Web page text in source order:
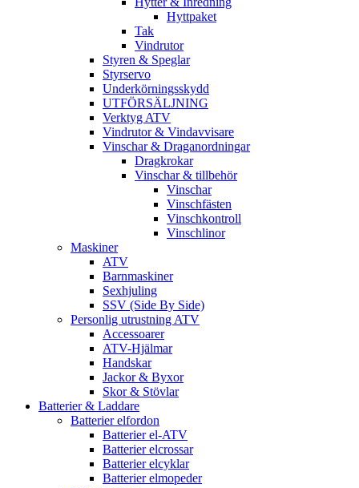
Hyttpaket
Tak
Vindrutor
Styren & Speglar
Styrservo
Underkörningsskydd
UTFÖRSÄLJNING
Verktyg ATV
Vindrutor & Vindavvisare
Vinschar & Draganordningar
Dragkrokar
Vinschar & tillbehör
Vinschar
Vinschfästen
Vinschkontroll
Vinschlinor
Maskiner
ATV
Barnmaskiner
Sexhjuling
SSV (Side By Side)
Personlig utrustning ATV
Accessoarer
ATV-Hjälmar
Handskar
Jackor & Byxor
Skor & Stövlar
Batterier & Laddare
Batterier elfordon
Batterier el-ATV
Batterier elcrossar
Batterier elcyklar
Batterier elmopeder